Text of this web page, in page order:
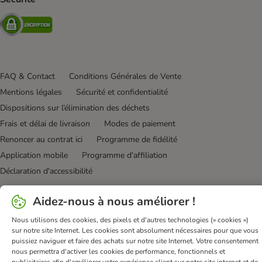
Security
FAQ & Contact
Conditions Générales de Vente
Mentions légales
Sécurité et confidentialité
Dispositions sur l’élimination des déchets
Frais et délai de livraison
Modes de paiement
Renoncer au contrat ici
Programme de fidélité
Application mobile
Programme d'affiliation
Déclaration d'accessibilité
bitiba GmbHAidez-nous à nous améliorer !
Nous utilisons des cookies, des pixels et d'autres technologies (« cookies »)
sur notre site Internet. Les cookies sont absolument nécessaires pour que vous
puissiez naviguer et faire des achats sur notre site Internet. Votre consentement
nous permettra d'activer les cookies de performance, fonctionnels et